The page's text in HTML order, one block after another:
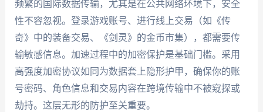
频繁的国际数据传输，尤其是在公共网络环境下，安全
性不容忽视。登录游戏账号、进行线上交易（如《传
奇》中的装备交易、《剑灵》的金币市集），都需要传
输敏感信息。加速过程中的加密保护是基础门槛。采用
高强度加密协议如同为数据套上隐形护甲，确保你的账
号密码、角色信息和交易内容在跨境传输中不被窥探或
劫持。这层无形的防护至关重要。